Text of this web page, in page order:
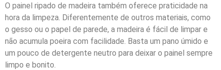
O painel ripado de madeira também oferece praticidade na
hora da limpeza. Diferentemente de outros materiais, como
o gesso ou o papel de parede, a madeira é fácil de limpar e
não acumula poeira com facilidade. Basta um pano úmido e
um pouco de detergente neutro para deixar o painel sempre
limpo e bonito.